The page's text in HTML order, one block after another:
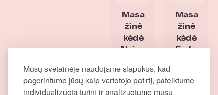
Mūsų svetainėje naudojame slapukus, kad
pagerintume jūsų kaip vartotojo patirtį, pateiktume
individualizuotą turinį ir analizuotume mūsų
Masa
žinė
kėdė
Naipo
0€
Nuom (+
Masa
žinė
kėdė
Embr
0€